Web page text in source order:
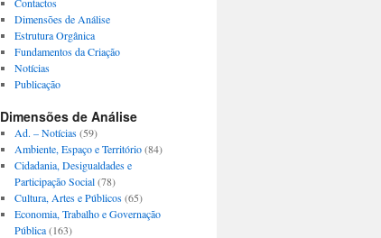
Dimensões de Análise
Estrutura Orgânica
Fundamentos da Criação
Notícias
Publicação
Dimensões de Análise
Ad. – Notícias(59)
Ambiente, Espaço e Território(84)
Cidadania, Desigualdades e
Participação Social(78)
Cultura, Artes e Públicos(65)
Economia, Trabalho e Governação
Pública(163)